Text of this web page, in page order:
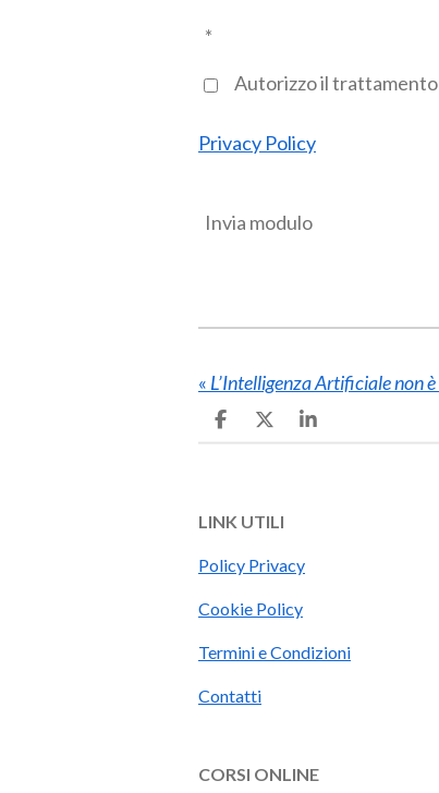
*
Autorizzo il trattamento
Privacy Policy
Invia modulo
« L’Intelligenza Artificiale non
C
o
v
d
C
o
v
d
C
o
LINK UTILI
Policy Privacy
Cookie Policy
Termini e Condizioni
Contatti
CORSI ONLINE